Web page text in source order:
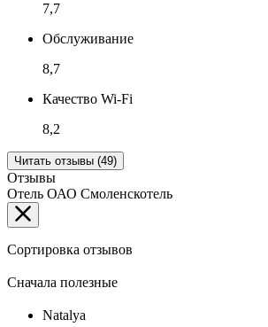
7,7
Обслуживание
8,7
Качество Wi-Fi
8,2
Читать отзывы (49)
Отзывы
Отель ОАО Смоленскотель
Сортировка отзывов
Сначала полезные
Natalya